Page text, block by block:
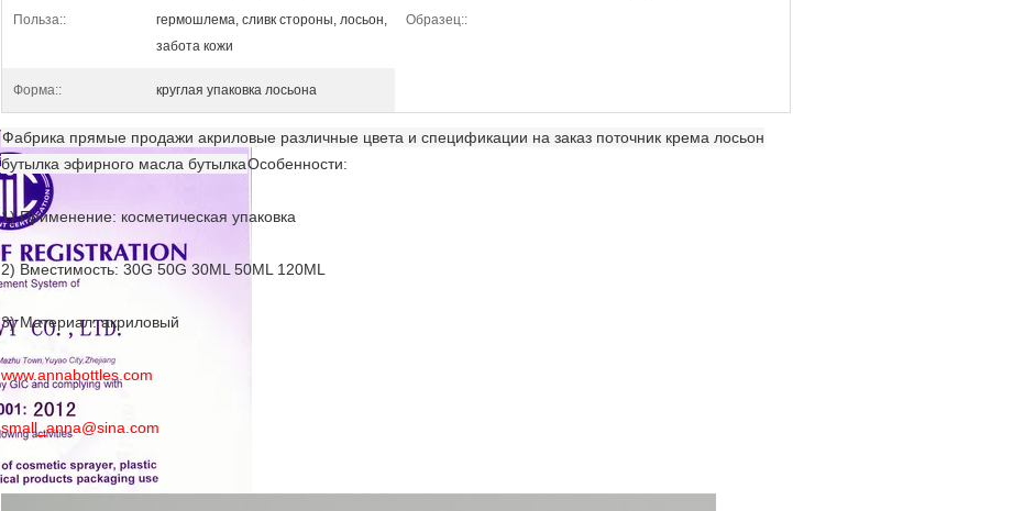
Польза::
гермошлема, сливк стороны, лосьон,
забота кожи
Образец::
Форма:: круглая упаковка лосьона
Фабрика прямые продажи акриловые различные цвета и спецификации на заказ поточник крема лосьон
бутылка эфирного масла бутылкаОсобенности:
1) Применение: косметическая упаковка
2) Вместимость: 30G 50G 30ML 50ML 120ML
3) Материал: акриловый
www.annabottles.com
small_anna@sina.com